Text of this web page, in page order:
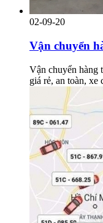
02-09-20
Vận chuyển
Vận chuyển hàng
giá rẻ, an toàn, xe